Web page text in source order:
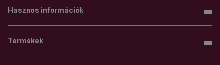
Hasznos információk
Termékek